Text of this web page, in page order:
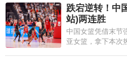
跌宕逆转！中
站)两连胜
中国女篮凭借末节
亚女篮，拿下本次